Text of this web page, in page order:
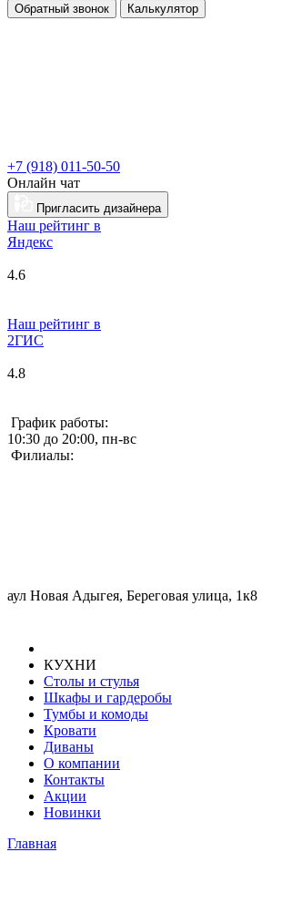
Обратный звонок Калькулятор
+7 (918) 011-50-50
Онлайн чат
Пригласить дизайнера
Наш рейтинг в
Яндекс
4.6
Наш рейтинг в
2ГИС
4.8
График работы:
10:30 до 20:00, пн-вс
Филиалы:
аул Новая Адыгея, Береговая улица, 1к8
КУХНИ
Столы и стулья
Шкафы и гардеробы
Тумбы и комоды
Кровати
Диваны
О компании
Контакты
Акции
Новинки
Главная